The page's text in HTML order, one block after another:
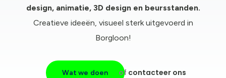
design, animatie, 3D design en beursstanden.
Creatieve ideeën, visueel sterk uitgevoerd in
Borgloon!
Wat we doen of contacteer ons